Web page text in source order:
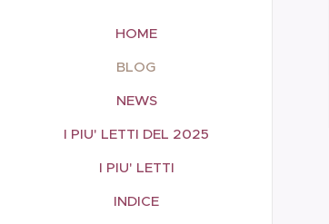
HOME
BLOG
NEWS
I PIU' LETTI DEL 2025
I PIU' LETTI
INDICE